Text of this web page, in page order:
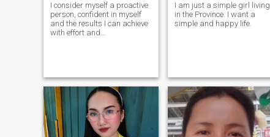
I consider myself a proactive
person, confident in myself
and the results I can achieve
with effort and
evolution. I'm always looking
f
I am just a simple girl living
in the Province. I want a
simple and happy life.